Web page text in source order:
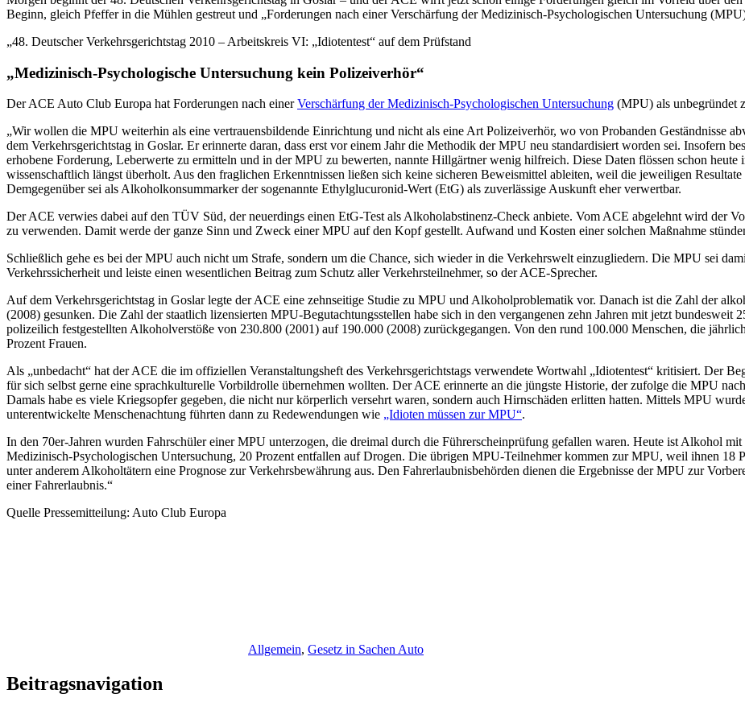
Beginn, gleich Pfeffer in die Mühlen gestreut und „Forderungen nach einer Verschärfung der Medizinisch-Psychologischen Untersuchung
„48. Deutscher Verkehrsgerichtstag 2010 – Arbeitskreis VI: „Idiotentest“ auf dem Prüfstand
„Medizinisch-Psychologische Untersuchung kein Polizeiverhör“
Der ACE Auto Club Europa hat Forderungen nach einerVerschärfung der Medizinisch-Psychologischen Untersuchung (MPU) als unbegründet
„Wir wollen die MPU weiterhin als eine vertrauensbildende Einrichtung und nicht als eine Art Polizeiverhör, wo von Probanden Geständnisse
dem Verkehrsgerichtstag in Goslar. Er erinnerte daran, dass erst vor einem Jahr die Methodik der MPU neu standardisiert worden sei. Insofern
erhobene Forderung, Leberwerte zu ermitteln und in der MPU zu bewerten, nannte Hillgärtner wenig hilfreich. Diese Daten flössen schon
wissenschaftlich längst überholt. Aus den fraglichen Erkenntnissen ließen sich keine sicheren Beweismittel ableiten, weil die jeweiligen
Demgegenüber sei als Alkoholkonsummarker der sogenannte Ethylglucuronid-Wert (EtG) als zuverlässige Auskunft eher verwertbar.
Der ACE verwies dabei auf den TÜV Süd, der neuerdings einen EtG-Test als Alkoholabstinenz-Check anbiete. Vom ACE abgelehnt wird der
zu verwenden. Damit werde der ganze Sinn und Zweck einer MPU auf den Kopf gestellt. Aufwand und Kosten einer solchen Maßnahme
Schließlich gehe es bei der MPU auch nicht um Strafe, sondern um die Chance, sich wieder in die Verkehrswelt einzugliedern. Die MPU sei
Verkehrssicherheit und leiste einen wesentlichen Beitrag zum Schutz aller Verkehrsteilnehmer, so der ACE-Sprecher.
Auf dem Verkehrsgerichtstag in Goslar legte der ACE eine zehnseitige Studie zu MPU und Alkoholproblematik vor. Danach ist die Zahl der
(2008) gesunken. Die Zahl der staatlich lizensierten MPU-Begutachtungsstellen habe sich in den vergangenen zehn Jahren mit jetzt
polizeilich festgestellten Alkoholverstöße von 230.800 (2001) auf 190.000 (2008) zurückgegangen. Von den rund 100.000 Menschen, die
Prozent Frauen.
Als „unbedacht“ hat der ACE die im offiziellen Veranstaltungsheft des Verkehrsgerichtstags verwendete Wortwahl „Idiotentest“ kritisiert. Der
für sich selbst gerne eine sprachkulturelle Vorbildrolle übernehmen wollten. Der ACE erinnerte an die jüngste Historie, der zufolge die MPU
Damals habe es viele Kriegsopfer gegeben, die nicht nur körperlich versehrt waren, sondern auch Hirnschäden erlitten hatten. Mittels MPU
unterentwickelte Menschenachtung führten dann zu Redewendungen wie „Idioten müssen zur MPU“.
In den 70er-Jahren wurden Fahrschüler einer MPU unterzogen, die dreimal durch die Führerscheinprüfung gefallen waren. Heute ist Alkohol
Medizinisch-Psychologischen Untersuchung, 20 Prozent entfallen auf Drogen. Die übrigen MPU-Teilnehmer kommen zur MPU, weil ihnen 18
unter anderem Alkoholtätern eine Prognose zur Verkehrsbewährung aus. Den Fahrerlaubnisbehörden dienen die Ergebnisse der MPU zur
einer Fahrerlaubnis.“
Quelle Pressemitteilung: Auto Club Europa
Allgemein, Gesetz in Sachen Auto
Beitragsnavigation